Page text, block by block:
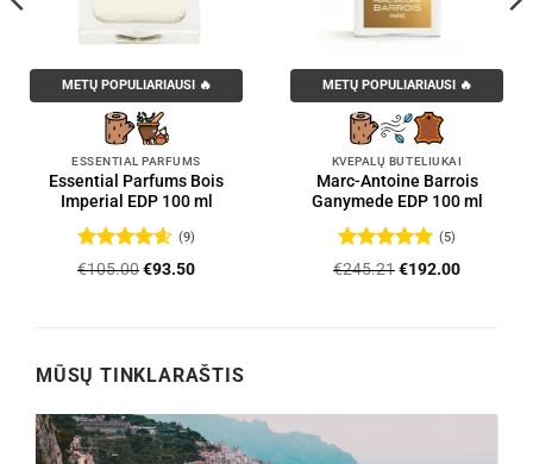
METŲ POPULIARIAUSI 🔥
ESSENTIAL PARFUMS
Essential Parfums Bois
Imperial EDP 100 ml
Įvertinimas:
(9)
€105.00Original
€93.50Current
METŲ POPULIARIAUSI 🔥
KVEPALŲ BUTELIUKAI
Marc-Antoine Barrois
Ganymede EDP 100 ml
Įvertinimas:
(5)
€245.21Original
€192.00Current
MŪSŲ TINKLARAŠTIS